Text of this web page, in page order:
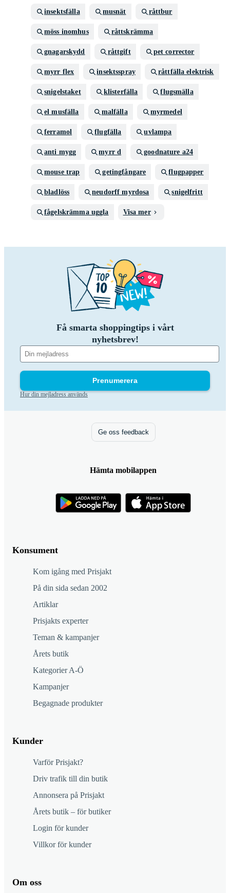
insektsfälla musnät råttbur
möss inomhus råttskrämma
gnagarskydd råttgift pet corrector
myrr flex insektsspray råttfälla elektrisk
snigelstaket klisterfälla flugsmälla
el musfälla malfälla myrmedel
ferramol flugfälla uvlampa
anti mygg myrr d goodnature a24
mouse trap getingfångare flugpapper
bladlöss neudorff myrdosa snigelfritt
fågelskrämma uggla Visa mer
Få smarta shoppingtips i vårt
nyhetsbrev!
Prenumerera
Hur din mejladress används
Konsument
Kom igång med Prisjakt
På din sida sedan 2002
Artiklar
Prisjakts experter
Teman & kampanjer
Årets butik
Kategorier A-Ö
Kampanjer
Begagnade produkter
Kunder
Varför Prisjakt?
Driv trafik till din butik
Annonsera på Prisjakt
Årets butik – för butiker
Login för kunder
Villkor för kunder
Om oss
Ge oss feedback
Hämta mobilappen